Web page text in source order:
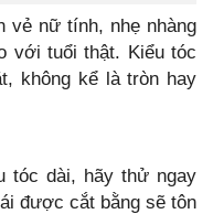
vẻ nữ tính, nhẹ nhàng
với tuổi thật. Kiểu tóc
không kể là tròn hay
tóc dài, hãy thử ngay
được cắt bằng sẽ tôn